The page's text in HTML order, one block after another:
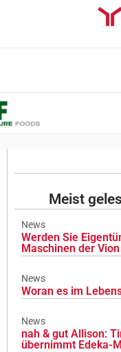
Meist
News
Werden Sie
Maschinen der
News
Woran es im
News
nah & gut Allison:
übernimmt Edeka-